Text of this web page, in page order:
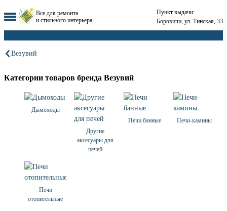
Все для ремонта
и стильного интерьера
Пункт выдачи:
Боровичи, ул. Тинская, 33
Везувий
Категории товаров бренда Везувий
Дымоходы
Другие
аксесуары для
печей
Печи банные Печи-камины
Печи
отопительные